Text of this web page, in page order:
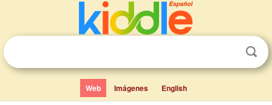
Web Imágenes English